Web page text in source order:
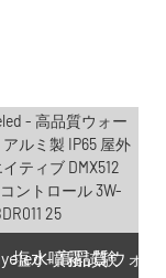
塩水噴霧試験